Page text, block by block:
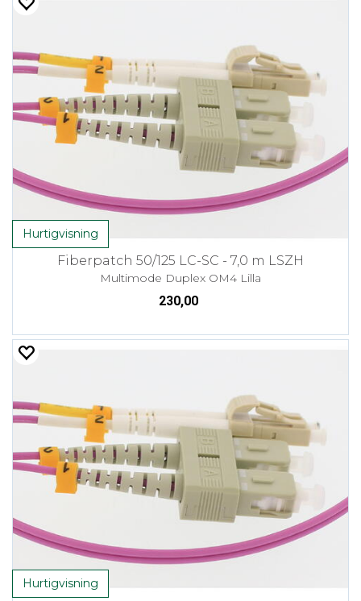
Hurtigvisning
Fiberpatch 50/125 LC-SC - 7,0 m LSZH
Multimode Duplex OM4 Lilla
230,00
Hurtigvisning